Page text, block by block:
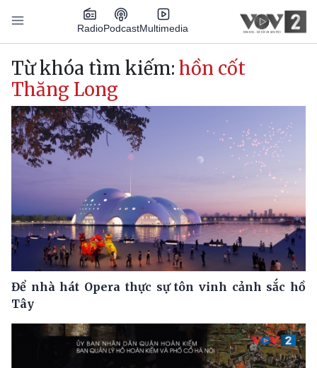
Nhảy đến nội dung
RadioPodcastMultimedia
Main navigation
Từ khóa tìm kiếm: hồn cốt
Thăng Long
Để nhà hát Opera thực sự tôn vinh cảnh sắc hồ
Tây